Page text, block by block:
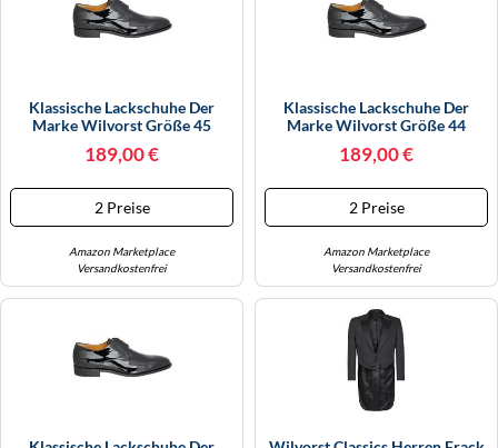
STIEFEL
TREKKINGSANDALEN
Klassische Lackschuhe Der
Marke Wilvorst Größe 45
189,00 €
2 Preise
Amazon Marketplace
Versandkostenfrei
Klassische Lackschuhe Der
Marke Wilvorst Größe 44
189,00 €
2 Preise
Amazon Marketplace
Versandkostenfrei